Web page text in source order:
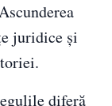
juridice și
diferă